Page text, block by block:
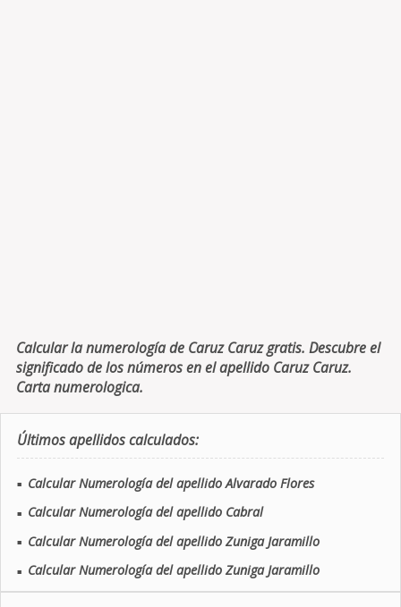
Calcular la numerología de Caruz Caruz gratis. Descubre el
significado de los números en el apellido Caruz Caruz.
Carta numerologica.
Últimos apellidos calculados:
■ Calcular Numerología del apellido Alvarado Flores
■ Calcular Numerología del apellido Cabral
■ Calcular Numerología del apellido Zuniga Jaramillo
■ Calcular Numerología del apellido Zuniga Jaramillo